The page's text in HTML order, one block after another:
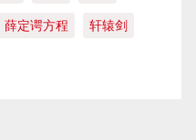
薛定谔方程 轩辕剑